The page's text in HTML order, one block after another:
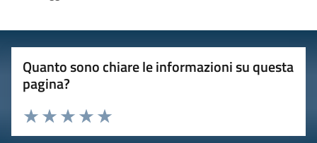
Quanto sono chiare le informazioni su questa
pagina?
Valuta 5 stelle su 5
Valuta 4 stelle su 5
Valuta 3 stelle su 5
Valuta 2 stelle su 5
Valuta 1 stelle su 5